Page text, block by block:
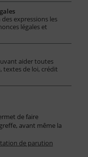
expressions les
légales et
aider toutes
textes de loi, crédit
de faire
avant même la
de parution